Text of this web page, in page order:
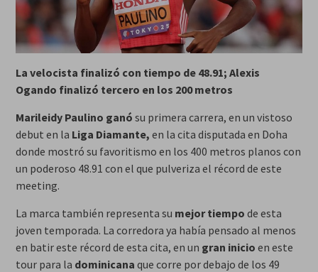
La velocista finalizó con tiempo de 48.91; Alexis
Ogando finalizó tercero en los 200 metros
Marileidy Paulino ganó su primera carrera, en un vistoso
debut en la Liga Diamante, en la cita disputada en Doha
donde mostró su favoritismo en los 400 metros planos con
un poderoso 48.91 con el que pulveriza el récord de este
meeting.
La marca también representa su mejor tiempo de esta
joven temporada. La corredora ya había pensado al menos
en batir este récord de esta cita, en un gran inicio en este
tour para la dominicana que corre por debajo de los 49